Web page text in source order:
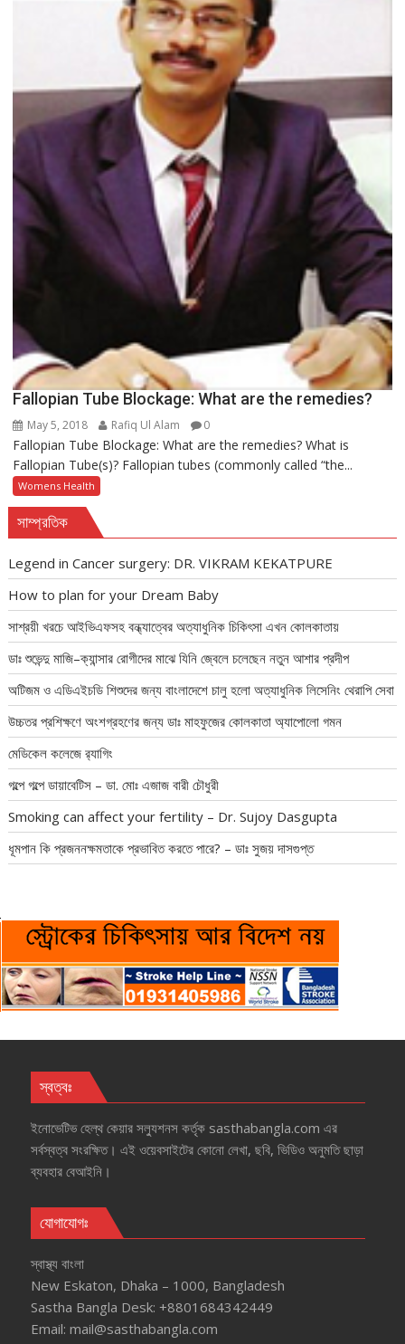
Fallopian Tube Blockage: What are the remedies?
May 5, 2018 Rafiq Ul Alam 0
Fallopian Tube Blockage: What are the remedies? What is
Fallopian Tube(s)? Fallopian tubes (commonly called “the...
Womens Health
সাম্প্রতিক
Legend in Cancer surgery: DR. VIKRAM KEKATPURE
How to plan for your Dream Baby
সাশ্রয়ী খরচে আইভিএফসহ বন্ধ্যাত্বের অত্যাধুনিক চিকিৎসা এখন কোলকাতায়
ডাঃ শুভেন্দু মাজি–ক্যান্সার রোগীদের মাঝে যিনি জ্বেলে চলেছেন নতুন আশার প্রদীপ
অটিজম ও এডিএইচডি শিশুদের জন্য বাংলাদেশে চালু হলো অত্যাধুনিক লিসেনিং থেরাপি সেবা
উচ্চতর প্রশিক্ষণে অংশগ্রহণের জন্য ডাঃ মাহফুজের কোলকাতা অ্যাপোলো গমন
মেডিকেল কলেজে র‍্যাগিং
গল্পে গল্পে ডায়াবেটিস – ডা. মোঃ এজাজ বারী চৌধুরী
Smoking can affect your fertility – Dr. Sujoy Dasgupta
ধূমপান কি প্রজননক্ষমতাকে প্রভাবিত করতে পারে? – ডাঃ সুজয় দাসগুপ্ত
স্বত্বঃ
ইনোভেটিভ হেল্‌থ কেয়ার সল্যুশনস কর্তৃক sasthabangla.com এর
সর্বস্বত্ব সংরক্ষিত। এই ওয়েবসাইটের কোনো লেখা, ছবি, ভিডিও অনুমতি ছাড়া
ব্যবহার বেআইনি।
যোগাযোগঃ
স্বাস্থ্য বাংলা
New Eskaton, Dhaka – 1000, Bangladesh
Sastha Bangla Desk: +8801684342449
Email: mail@sasthabangla.com